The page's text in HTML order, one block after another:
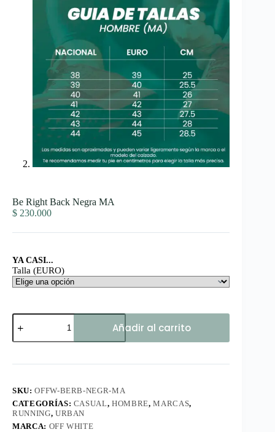
Be Right Back Negra MA
$ 230.000
YA CASI...
Talla (EURO)
Be
Right
Back
Añadir al carrito
SKU:OFFW-BERB-NEGR-MA
CATEGORÍAS: CASUAL,HOMBRE,MARCAS,
RUNNING, URBAN
MARCA: OFF WHITE